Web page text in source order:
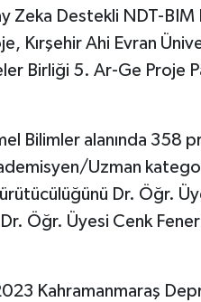
Zeka Destekli NDT-BIM
Kırşehir Ahi Evran
Birliği 5. Ar-Ge Proje
Bilimler alanında 358
Uzman
Dr. Öğr.
Öğr. Üyesi Cenk
Kahramanmaraş